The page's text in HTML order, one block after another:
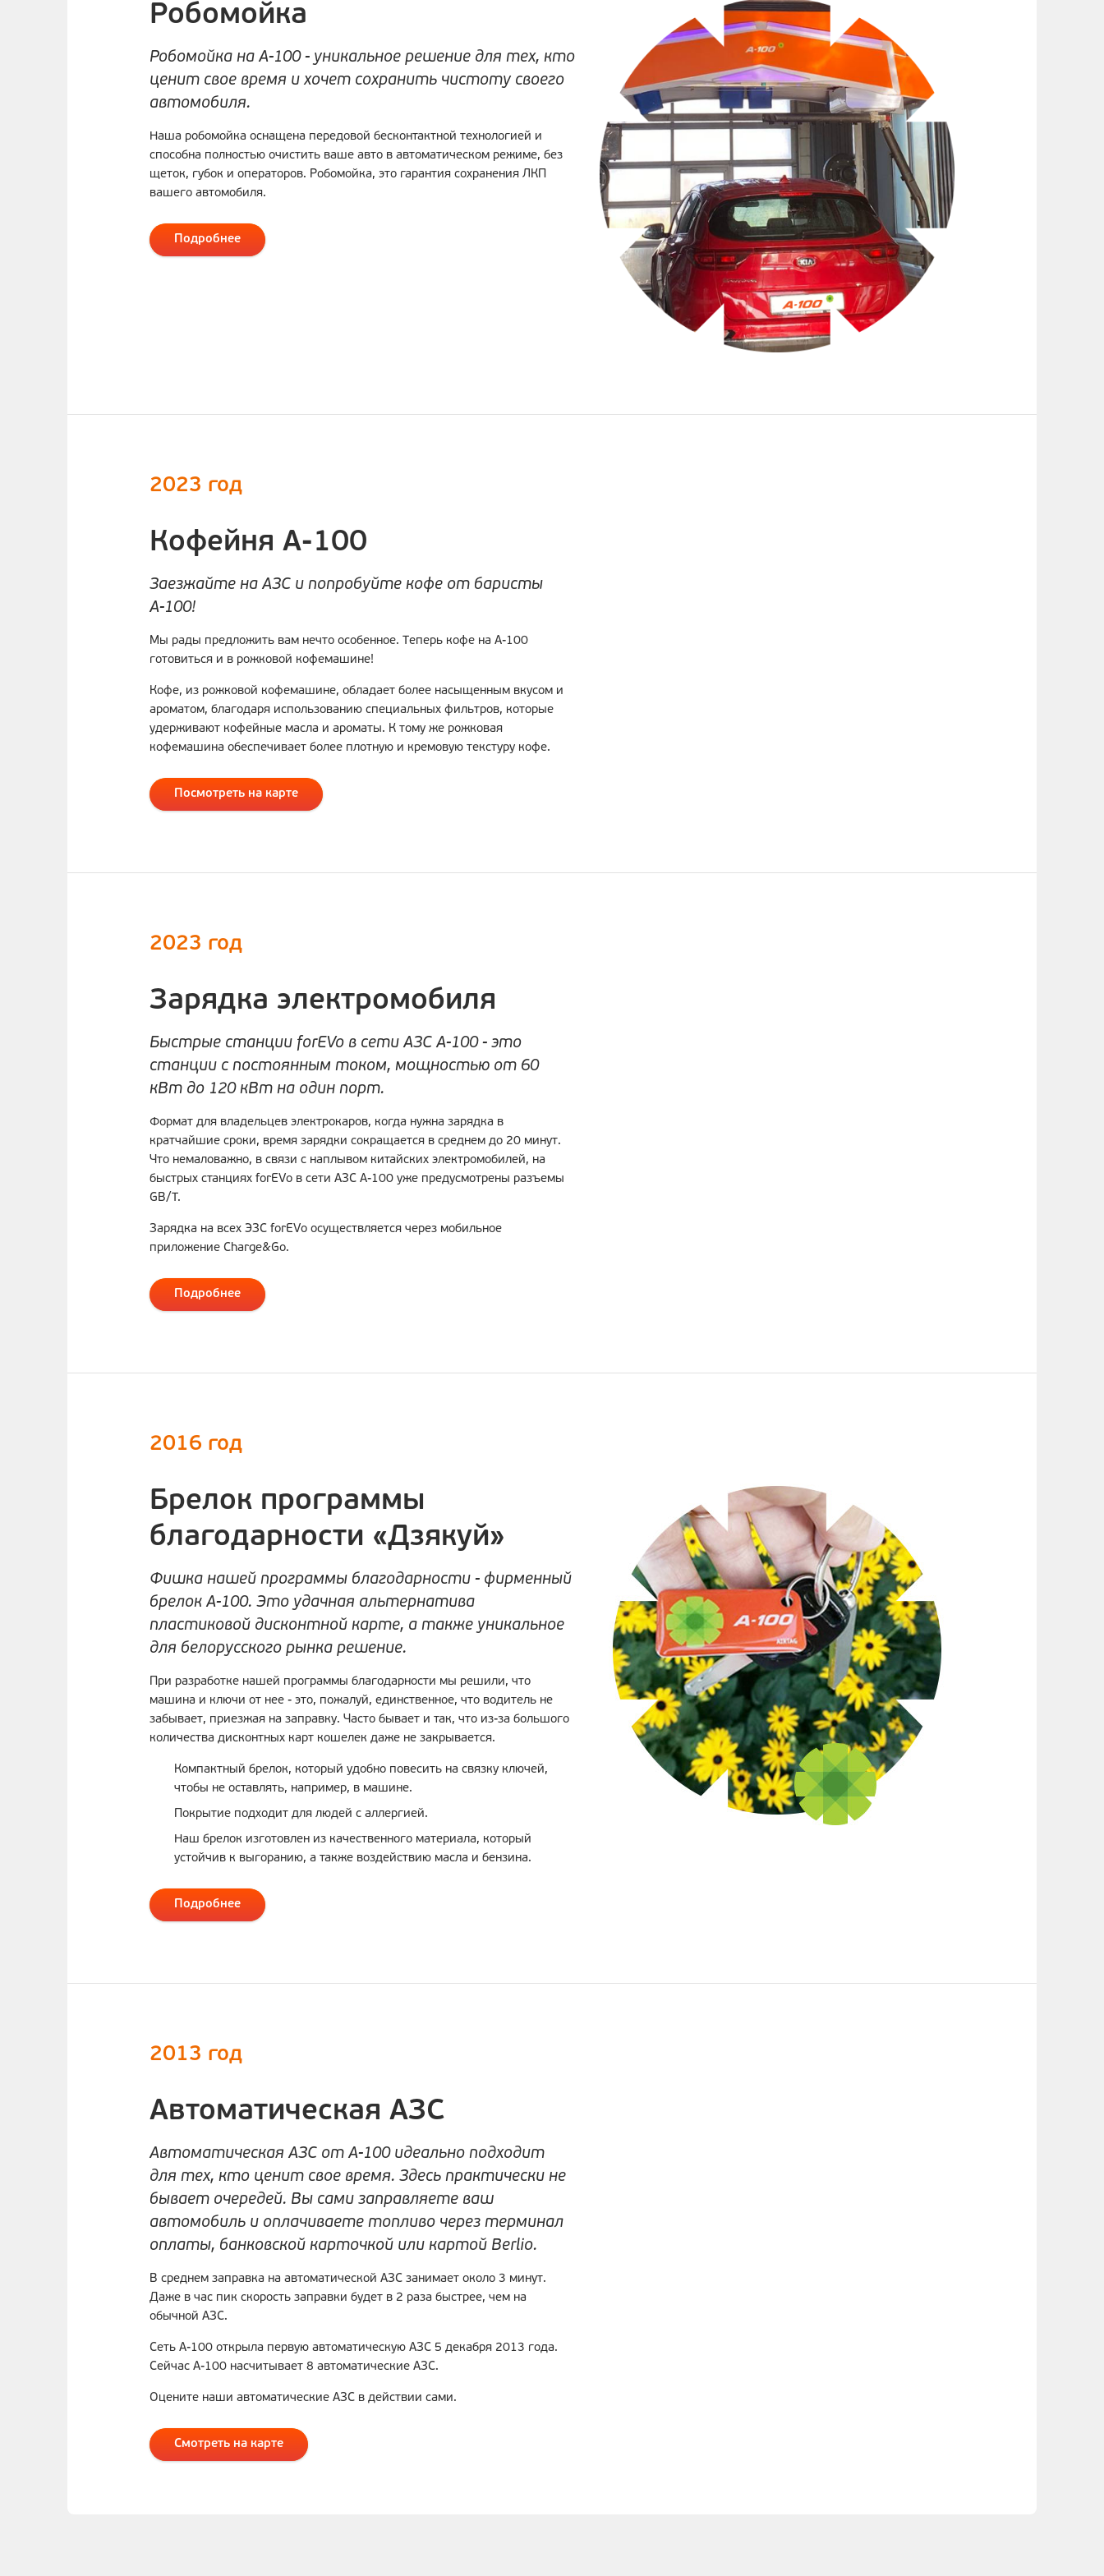
Робомойка
Робомойка на А-100 - уникальное решение для тех, кто
ценит свое время и хочет сохранить чистоту своего
автомобиля.
Наша робомойка оснащена передовой бесконтактной технологией и
способна полностью очистить ваше авто в автоматическом режиме, без
щеток, губок и операторов. Робомойка, это гарантия сохранения ЛКП
вашего автомобиля.
Подробнее
2023 год
Кофейня А-100
Заезжайте на АЗС и попробуйте кофе от баристы
А-100!
Мы рады предложить вам нечто особенное. Теперь кофе на А-100
готовиться и в рожковой кофемашине!
Кофе, из рожковой кофемашине, обладает более насыщенным вкусом и
ароматом, благодаря использованию специальных фильтров, которые
удерживают кофейные масла и ароматы. К тому же рожковая
кофемашина обеспечивает более плотную и кремовую текстуру кофе.
Посмотреть на карте
2023 год
Зарядка электромобиля
Быстрые станции forEVo в сети АЗС А-100 - это
станции с постоянным током, мощностью от 60
кВт до 120 кВт на один порт.
Формат для владельцев электрокаров, когда нужна зарядка в
кратчайшие сроки, время зарядки сокращается в среднем до 20 минут.
Что немаловажно, в связи с наплывом китайских электромобилей, на
быстрых станциях forEVo в сети АЗС А-100 уже предусмотрены разъемы
GB/T.
Зарядка на всех ЭЗС forEVo осуществляется через мобильное
приложение Charge&Go.
Подробнее
2016 год
Брелок программы
благодарности «Дзякуй»
Фишка нашей программы благодарности - фирменный
брелок А-100. Это удачная альтернатива
пластиковой дисконтной карте, а также уникальное
для белорусского рынка решение.
При разработке нашей программы благодарности мы решили, что
машина и ключи от нее - это, пожалуй, единственное, что водитель не
забывает, приезжая на заправку. Часто бывает и так, что из-за большого
количества дисконтных карт кошелек даже не закрывается.
Компактный брелок, который удобно повесить на связку ключей,
чтобы не оставлять, например, в машине.
Покрытие подходит для людей с аллергией.
Наш брелок изготовлен из качественного материала, который
устойчив к выгоранию, а также воздействию масла и бензина.
Подробнее
2013 год
Автоматическая АЗС
Автоматическая АЗС от А-100 идеально подходит
для тех, кто ценит свое время. Здесь практически не
бывает очередей. Вы сами заправляете ваш
автомобиль и оплачиваете топливо через терминал
оплаты, банковской карточкой или картой Berlio.
В среднем заправка на автоматической АЗС занимает около 3 минут.
Даже в час пик скорость заправки будет в 2 раза быстрее, чем на
обычной АЗС.
Сеть А-100 открыла первую автоматическую АЗС 5 декабря 2013 года.
Сейчас А-100 насчитывает 8 автоматические АЗС.
Оцените наши автоматические АЗС в действии сами.
Смотреть на карте